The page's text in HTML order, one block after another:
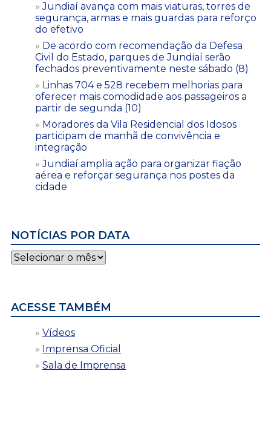
Jundiaí avança com mais viaturas, torres de
segurança, armas e mais guardas para reforço
do efetivo
De acordo com recomendação da Defesa
Civil do Estado, parques de Jundiaí serão
fechados preventivamente neste sábado (8)
Linhas 704 e 528 recebem melhorias para
oferecer mais comodidade aos passageiros a
partir de segunda (10)
Moradores da Vila Residencial dos Idosos
participam de manhã de convivência e
integração
Jundiaí amplia ação para organizar fiação
aérea e reforçar segurança nos postes da
cidade
NOTÍCIAS POR DATA
Notícias
por
ACESSE TAMBÉM
Vídeos
Imprensa Oficial
Sala de Imprensa